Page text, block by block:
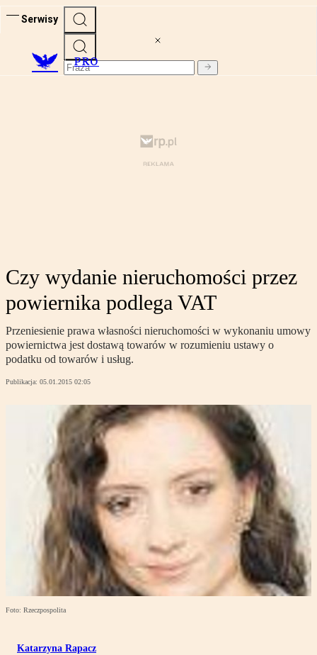
Serwisy
PRO
Czy wydanie nieruchomości przez
powiernika podlega VAT
Przeniesienie prawa własności nieruchomości w wykonaniu umowy
powiernictwa jest dostawą towarów w rozumieniu ustawy o
podatku od towarów i usług.
Publikacja: 05.01.2015 02:05
Foto: Rzeczpospolita
Katarzyna Rapacz